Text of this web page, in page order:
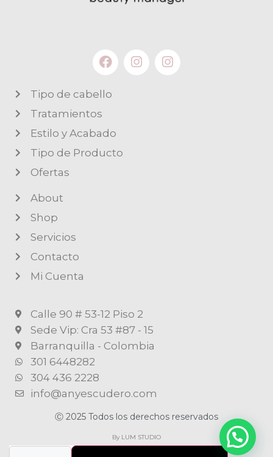
Tipo de cabello
Tratamientos
Estilo y Acabado
Tipo de Producto
Ofertas
About
Shop
Servicios
Contacto
Mi Cuenta
Calle 90 # 53-12 Piso 2
Sede Vip: Cra 53 #87 - 15
Barranquilla - Colombia
301 6448282
304 436 2228
info@anyescudero.com
Ⓒ 2025 Todos los derechos reservados
By LUM STUDIO